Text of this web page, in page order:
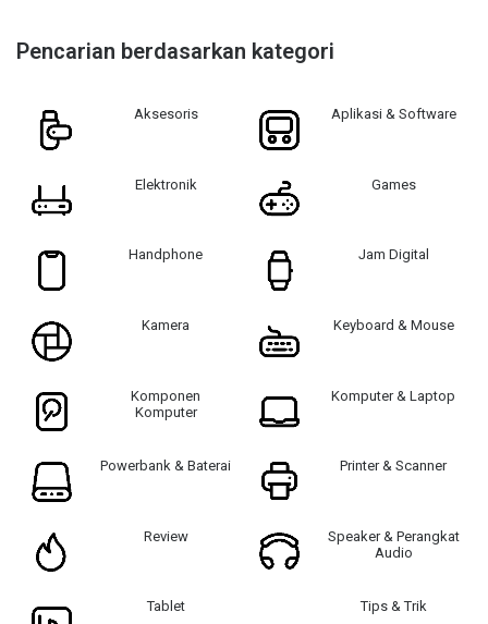
Pencarian berdasarkan kategori
Aksesoris Aplikasi & Software
Elektronik Games
Handphone Jam Digital
Kamera Keyboard & Mouse
Komponen
Komputer
Komputer & Laptop
Powerbank & Baterai Printer & Scanner
Review
Speaker & Perangkat
Audio
Tablet Tips & Trik